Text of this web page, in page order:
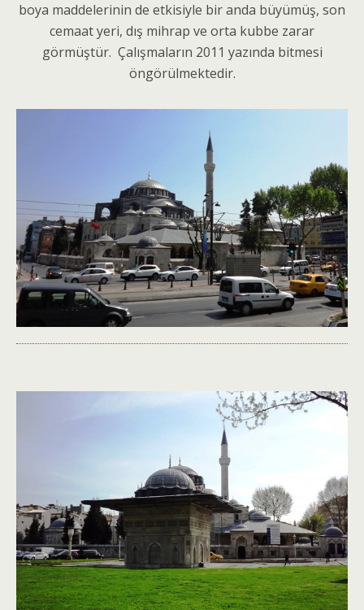
boya maddelerinin de etkisiyle bir anda büyümüş, son
cemaat yeri, dış mihrap ve orta kubbe zarar
görmüştür. Çalışmaların 2011 yazında bitmesi
öngörülmektedir.